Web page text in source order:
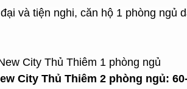
và tiện nghi, căn hộ 1 phòng
City Thủ Thiêm 2 phòng ngủ: